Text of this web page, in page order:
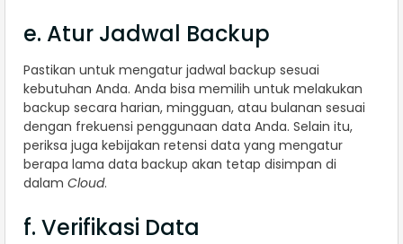
e. Atur Jadwal Backup
Pastikan untuk mengatur jadwal backup sesuai
kebutuhan Anda. Anda bisa memilih untuk melakukan
backup secara harian, mingguan, atau bulanan sesuai
dengan frekuensi penggunaan data Anda. Selain itu,
periksa juga kebijakan retensi data yang mengatur
berapa lama data backup akan tetap disimpan di
dalam Cloud.
f. Verifikasi Data